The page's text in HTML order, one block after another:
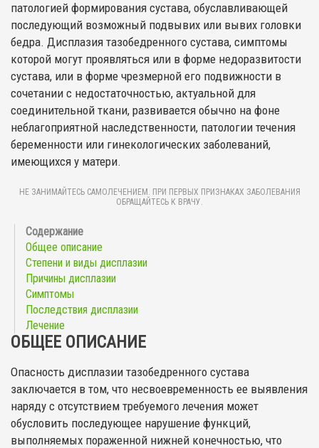
патологией формирования сустава, обуславливающей
последующий возможный подвывих или вывих головки
бедра. Дисплазия тазобедренного сустава, симптомы
которой могут проявляться или в форме недоразвитости
сустава, или в форме чрезмерной его подвижности в
сочетании с недостаточностью, актуальной для
соединительной ткани, развивается обычно на фоне
неблагоприятной наследственности, патологии течения
беременности или гинекологических заболеваний,
имеющихся у матери.
НЕ ЗАНИМАЙТЕСЬ САМОЛЕЧЕНИЕМ. ПРИ ПЕРВЫХ ПРИЗНАКАХ ЗАБОЛЕВАНИЯ
ОБРАЩАЙТЕСЬ К ВРАЧУ.
Общее описание
Степени и виды дисплазии
Причины дисплазии
Симптомы
Последствия дисплазии
Лечение
ОБЩЕЕ ОПИСАНИЕ
Опасность дисплазии тазобедренного сустава
заключается в том, что несвоевременность ее выявления
наряду с отсутствием требуемого лечения может
обусловить последующее нарушение функций,
выполняемых пораженной нижней конечностью, что